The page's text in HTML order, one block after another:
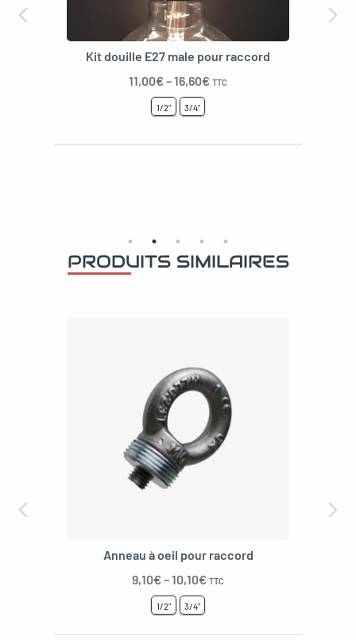
Borne terminal électrique 2 pôles
0,60€ TTC
PRODUITS SIMILAIRES
Bouchon à collet